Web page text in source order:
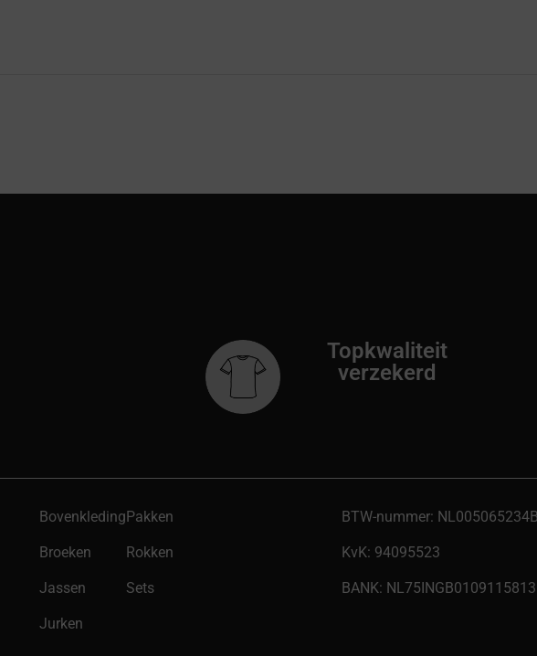
Topkwaliteit
verzekerd
Bovenkleding
Broeken
Jassen
Jurken
Pakken
Rokken
Sets
BTW-nummer:
KvK: 94095523
BANK: NL75INGB0109115813